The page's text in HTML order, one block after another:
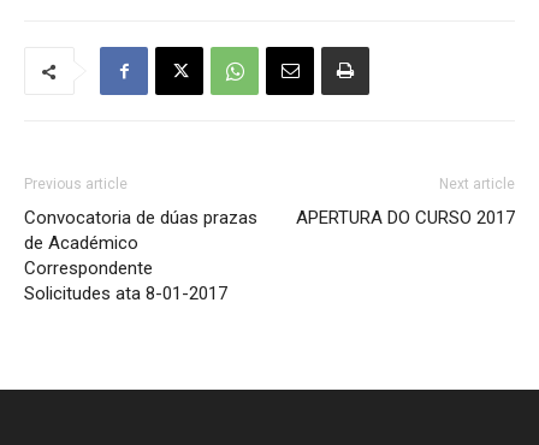
Previous article
Convocatoria de dúas prazas
de Académico
Correspondente
Solicitudes ata 8-01-2017
Next article
APERTURA DO CURSO 2017